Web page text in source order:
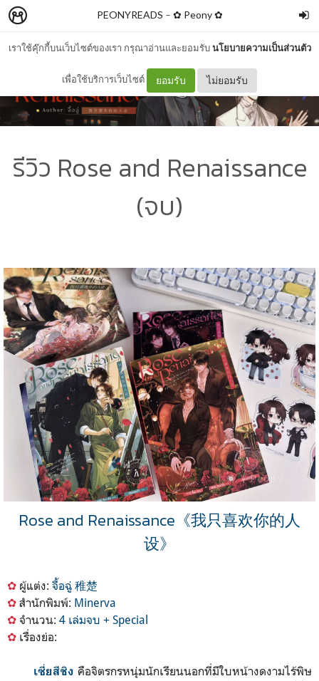
เราใช้คุ๊กกี้บนเว็บไซต์ของเรา กรุณาอ่านและยอมรับนโยบายความเป็นส่วนตัว
เพื่อใช้บริการเว็บไซต์ ยอมรับ ไม่ยอมรับ
PEONYREADS – ✿ Peony ✿
รีวิว Rose and Renaissance
(จบ)
Rose and Renaissance《我只喜欢你的人
设》
✿ ผู้แต่ง: จื้อฉู่ 稚楚
✿ สำนักพิมพ์: Minerva
✿ จำนวน: 4 เล่มจบ + Special
✿ เรื่องย่อ:
เซี่ยสีชิง คือจิตรกรหนุ่มนักเรียนนอกที่มีใบหน้างดงามไร้พิษ